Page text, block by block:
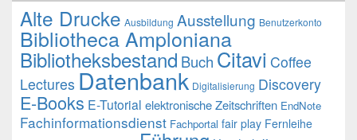
Alte Drucke Ausbildung Ausstellung Benutzerkonto
Bibliotheca Amploniana
Bibliotheksbestand Buch Citavi Coffee
Lectures Datenbank Digitalisierung Discovery
E-Books E-Tutorial elektronische Zeitschriften EndNote
Fachinformationsdienst Fachportal fair play Fernleihe